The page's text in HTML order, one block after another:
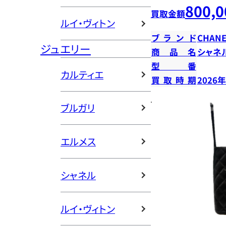
ルイ・ヴィトン
ジュエリー
カルティエ
ブルガリ
エルメス
シャネル
ルイ・ヴィトン
買取金額
ブランド
商品名 シャネ
型番
買取時期2026